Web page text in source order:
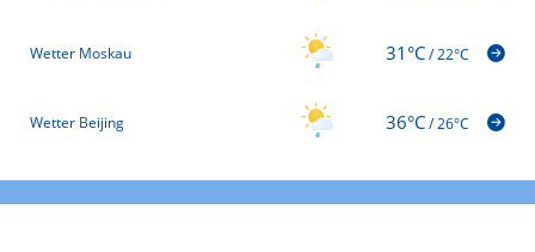
Wetter Moskau 31°C/22°C
Wetter Beijing 36°C/26°C